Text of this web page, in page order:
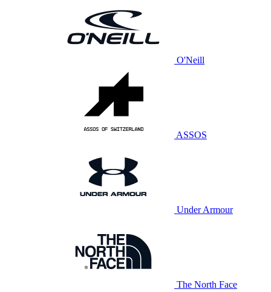
O'Neill
ASSOS
Under Armour
The North Face